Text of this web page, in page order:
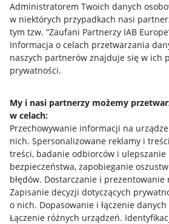
Administratorem Twoich danych
w niektórych przypadkach nasi
tym tzw. “Zaufani Partnerzy IAB
Informacja o celach przetwarzania
naszych partnerów znajduje się w ich
prywatności.
My i nasi partnerzy możemy
w celach:
Przechowywanie informacji na
nich. Spersonalizowane reklamy i
treści, badanie odbiorców i ulepszanie
bezpieczeństwa, zapobieganie
błędów. Dostarczanie i prezentowanie
Zapisanie decyzji dotyczących
o nich. Dopasowanie i łączenie
Łączenie różnych urządzeń.
Przydatne informacje
Jak to działa
Allegro Gadane dla sprzedających
Allegro Gadane dla kupujących
Mapa miejscowości
Informacje prawne
Regulamin